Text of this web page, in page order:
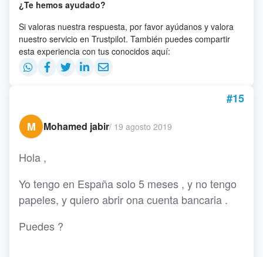
¿Te hemos ayudado?
Si valoras nuestra respuesta, por favor ayúdanos y valora
nuestro servicio en Trustpilot. También puedes compartir
esta experiencia con tus conocidos aquí:
#15
M
Mohamed jabir/ 19 agosto 2019
Hola ,
Yo tengo en España solo 5 meses , y no tengo
papeles, y quiero abrir ona cuenta bancaria .
Puedes ?